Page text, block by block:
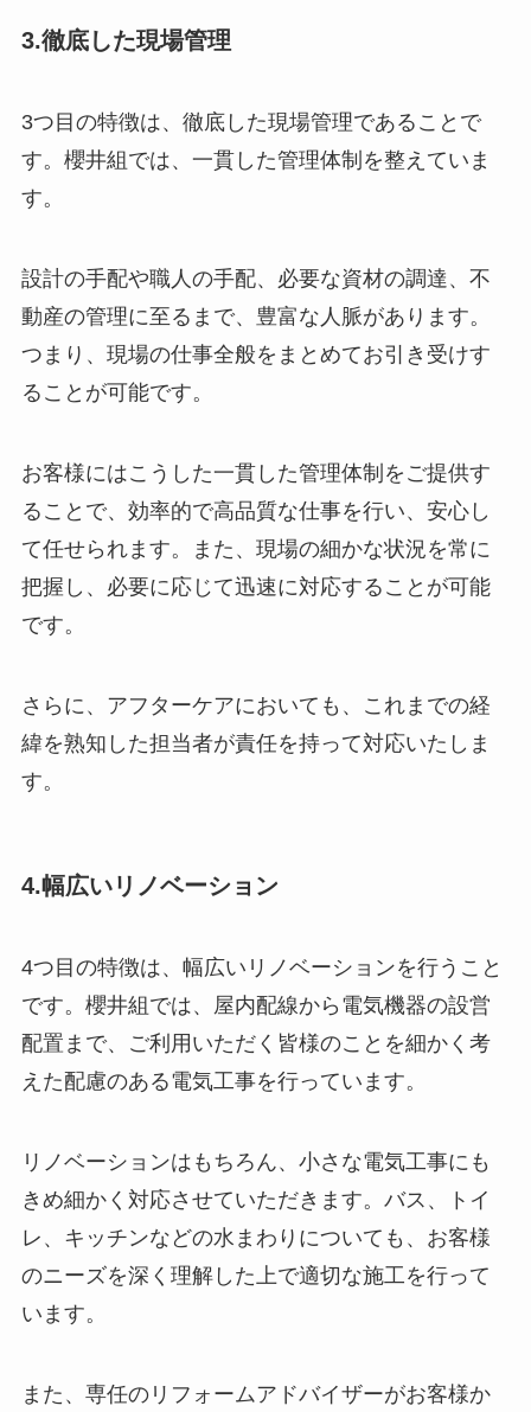
3.徹底した現場管理
3つ目の特徴は、徹底した現場管理であることで
す。櫻井組では、一貫した管理体制を整えていま
す。
設計の手配や職人の手配、必要な資材の調達、不
動産の管理に至るまで、豊富な人脈があります。
つまり、現場の仕事全般をまとめてお引き受けす
ることが可能です。
お客様にはこうした一貫した管理体制をご提供す
ることで、効率的で高品質な仕事を行い、安心し
て任せられます。また、現場の細かな状況を常に
把握し、必要に応じて迅速に対応することが可能
です。
さらに、アフターケアにおいても、これまでの経
緯を熟知した担当者が責任を持って対応いたしま
す。
4.幅広いリノベーション
4つ目の特徴は、幅広いリノベーションを行うこと
です。櫻井組では、屋内配線から電気機器の設営
配置まで、ご利用いただく皆様のことを細かく考
えた配慮のある電気工事を行っています。
リノベーションはもちろん、小さな電気工事にも
きめ細かく対応させていただきます。バス、トイ
レ、キッチンなどの水まわりについても、お客様
のニーズを深く理解した上で適切な施工を行って
います。
また、専任のリフォームアドバイザーがお客様か